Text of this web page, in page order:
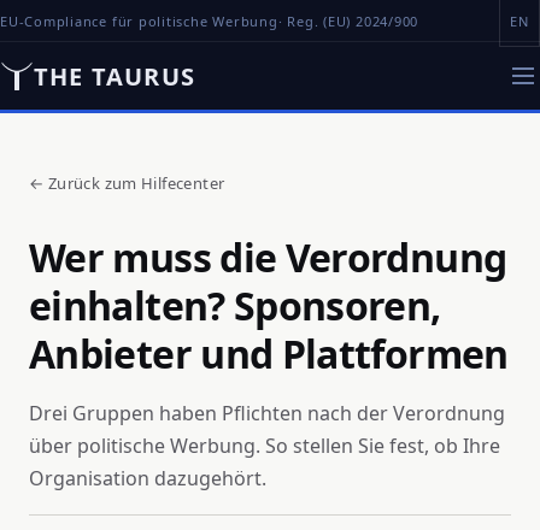
EU-Compliance für politische Werbung · Reg. (EU) 2024/900 EN
THE TAURUS
← Zurück zum Hilfecenter
Wer muss die Verordnung
einhalten? Sponsoren,
Anbieter und Plattformen
Drei Gruppen haben Pflichten nach der Verordnung
über politische Werbung. So stellen Sie fest, ob Ihre
Organisation dazugehört.